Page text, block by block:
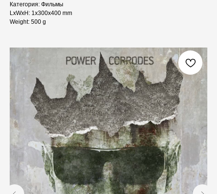
Категория: Фильмы
LxWxH: 1x300x400 mm
Weight: 500 g